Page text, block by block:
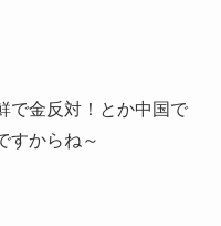
で金反対！とか中国で
すからね～